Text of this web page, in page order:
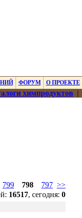
ФОРУМ О ПРОЕКТЕ
химпродуктов |
799 798 797 >>
16517, сегодня: 0